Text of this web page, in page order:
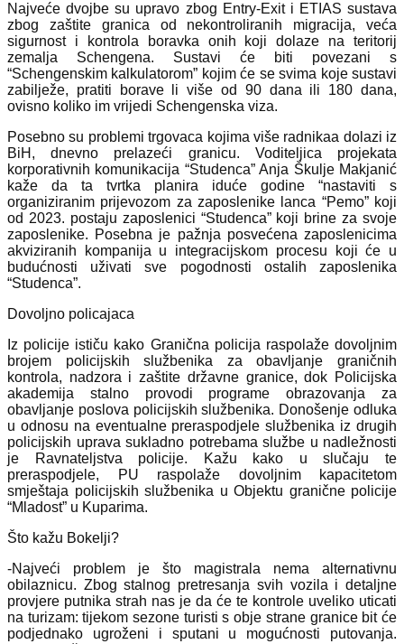
Najveće dvojbe su upravo zbog Entry-Exit i ETIAS sustava
zbog zaštite granica od nekontroliranih migracija, veća
sigurnost i kontrola boravka onih koji dolaze na teritorij
zemalja Schengena. Sustavi će biti povezani s
“Schengenskim kalkulatorom” kojim će se svima koje sustavi
zabilježe, pratiti borave li više od 90 dana ili 180 dana,
ovisno koliko im vrijedi Schengenska viza.
Posebno su problemi trgovaca kojima više radnikaa dolazi iz
BiH, dnevno prelazeći granicu. Voditeljica projekata
korporativnih komunikacija “Studenca” Anja Škulje Makjanić
kaže da ta tvrtka planira iduće godine “nastaviti s
organiziranim prijevozom za zaposlenike lanca “Pemo” koji
od 2023. postaju zaposlenici “Studenca” koji brine za svoje
zaposlenike. Posebna je pažnja posvećena zaposlenicima
akviziranih kompanija u integracijskom procesu koji će u
budućnosti uživati sve pogodnosti ostalih zaposlenika
“Studenca”.
Dovoljno policajaca
Iz policije ističu kako Granična policija raspolaže dovoljnim
brojem policijskih službenika za obavljanje graničnih
kontrola, nadzora i zaštite državne granice, dok Policijska
akademija stalno provodi programe obrazovanja za
obavljanje poslova policijskih službenika. Donošenje odluka
u odnosu na eventualne preraspodjele službenika iz drugih
policijskih uprava sukladno potrebama službe u nadležnosti
je Ravnateljstva policije. Kažu kako u slučaju te
preraspodjele, PU raspolaže dovoljnim kapacitetom
smještaja policijskih službenika u Objektu granične policije
“Mladost” u Kuparima.
Što kažu Bokelji?
-Najveći problem je što magistrala nema alternativnu
obilaznicu. Zbog stalnog pretresanja svih vozila i detaljne
provjere putnika strah nas je da će te kontrole uveliko uticati
na turizam: tijekom sezone turisti s obje strane granice bit će
podjednako ugroženi i sputani u mogućnosti putovanja.